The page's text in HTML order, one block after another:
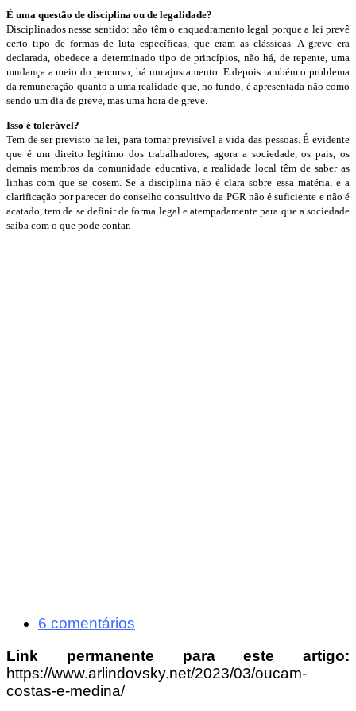
É uma questão de disciplina ou de legalidade?
Disciplinados nesse sentido: não têm o enquadramento legal porque a lei prevê
certo tipo de formas de luta específicas, que eram as clássicas. A greve era
declarada, obedece a determinado tipo de princípios, não há, de repente, uma
mudança a meio do percurso, há um ajustamento. E depois também o problema
da remuneração quanto a uma realidade que, no fundo, é apresentada não como
sendo um dia de greve, mas uma hora de greve.
Isso é tolerável?
Tem de ser previsto na lei, para tornar previsível a vida das pessoas. É evidente
que é um direito legítimo dos trabalhadores, agora a sociedade, os pais, os
demais membros da comunidade educativa, a realidade local têm de saber as
linhas com que se cosem. Se a disciplina não é clara sobre essa matéria, e a
clarificação por parecer do conselho consultivo da PGR não é suficiente e não é
acatado, tem de se definir de forma legal e atempadamente para que a sociedade
saiba com o que pode contar.
6 comentários
Link permanente para este artigo:
https://www.arlindovsky.net/2023/03/oucam-
costas-e-medina/